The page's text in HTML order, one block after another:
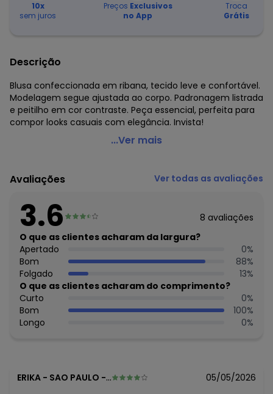
10x
sem juros
Preços Exclusivos
no App
Troca
Grátis
Descrição
Blusa confeccionada em ribana, tecido leve e confortável.
Modelagem segue ajustada ao corpo. Padronagem listrada
e peitilho em cor contraste. Peça essencial, perfeita para
compor looks casuais com elegância. Invista!
Malwee - Blusa Justa em Ribana Listrada Verde Militar
Modelagem: Justa
Comprimento da Manga: Longa
Fornecedor: MALWEE MALHAS LTDA / CNPJ 84.429.737/0001-
Feito: Brasil
Cuidados para conservação do produto: Temperatura
máxima de lavagem 30C. Não alvejar. Não passar sobre a
estampa.
Tecido: Ribana Listrada
Composição: Algodão 85% Como Mínimo
Histórico de preços
julho/2026 R$ 64,5
...Ver mais
Avaliações Ver todas as avaliações
3.6 8 avaliações
O que as clientes acharam da largura?
Apertado
0%
Bom
88%
Folgado
13%
O que as clientes acharam do comprimento?
Curto
0%
Bom
100%
Longo
0%
ERIKA - SAO PAULO - SP 05/05/2026